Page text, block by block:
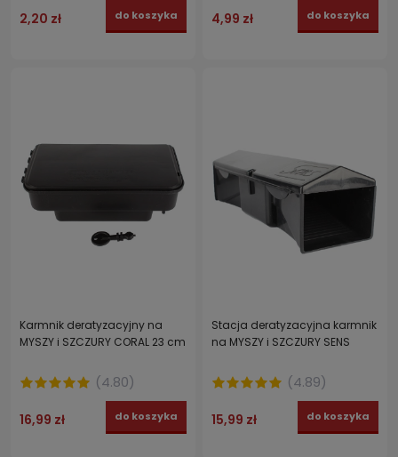
2,20 zł do koszyka 4,99 zł do koszyka
Karmnik deratyzacyjny na
MYSZY i SZCZURY CORAL 23 cm
(4.80)
16,99 zł do koszyka
Stacja deratyzacyjna karmnik
na MYSZY i SZCZURY SENS
(4.89)
15,99 zł do koszyka